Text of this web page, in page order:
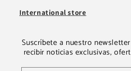
International store
Suscríbete a nuestro
recibir noticias exclusivas,